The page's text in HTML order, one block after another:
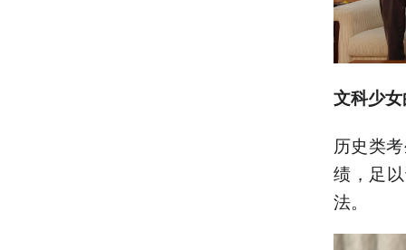
文科少
历史类
绩，足
法。